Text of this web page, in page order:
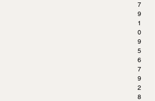
7
9
1
0
9
5
6
7
9
2
8